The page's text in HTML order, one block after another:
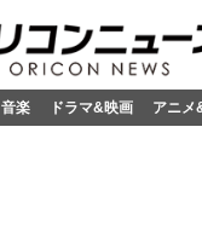
音楽 ドラマ&映画 アニメ